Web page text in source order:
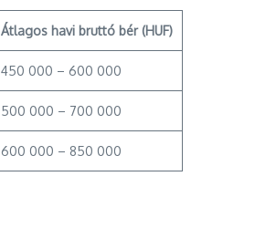
Átlagos havi bruttó bér (HUF)
450 000 – 600 000
500 000 – 700 000
600 000 – 850 000